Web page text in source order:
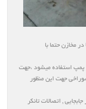
مخازن حتما با
پمپ استفاده میشود ،جهت
جهت این منظور
, اتصالات تانکر